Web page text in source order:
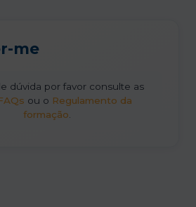
me
dúvida por favor consulte as
ou o Regulamento da
formação